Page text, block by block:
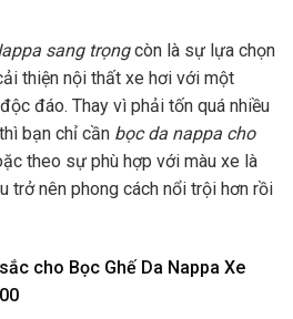
sang trọngcòn là sự lựa chọn
thiện nội thất xe hơi với một
đáo. Thay vì phải tốn quá nhiều
bạn chỉ cần bọc da nappa cho
theo sự phù hợp với màu xe là
trở nên phong cách nổi trội hơn rồi
cho Bọc Ghế Da Nappa Xe